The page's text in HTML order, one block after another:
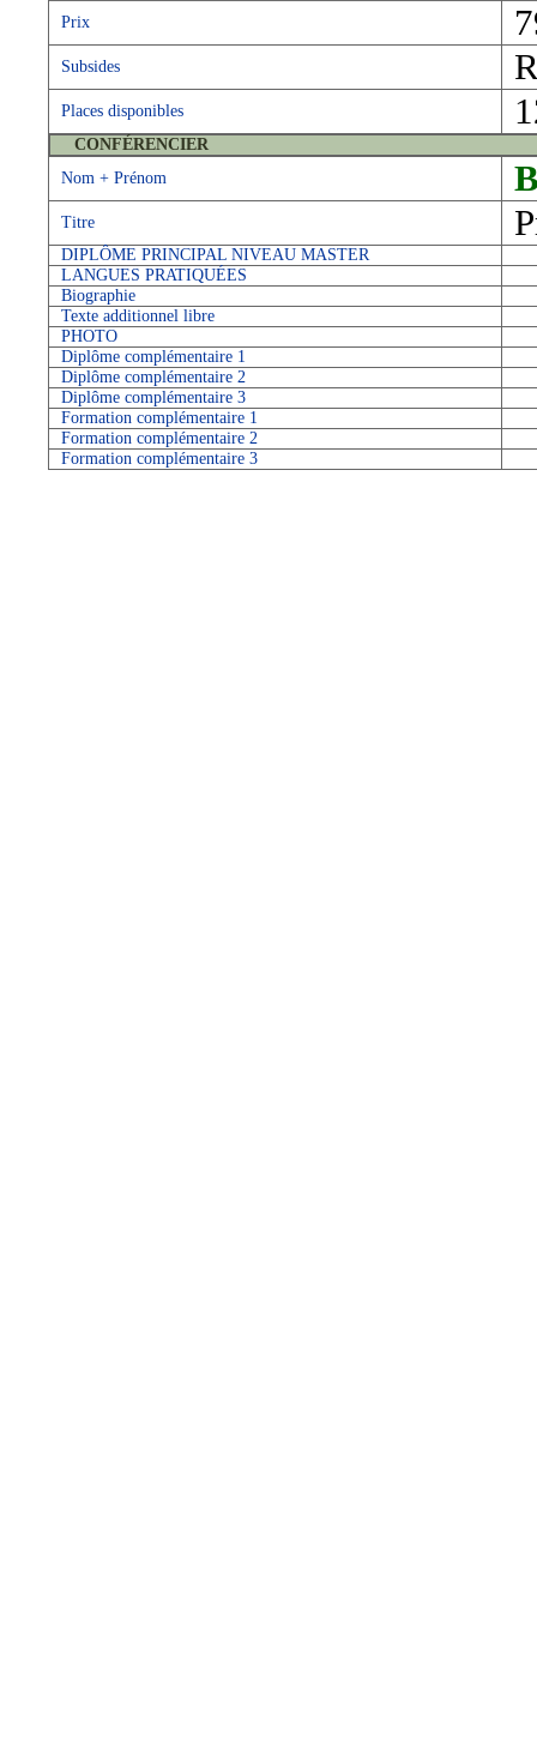
Prix
Subsides
Places disponibles
CONFÉRENCIER
Nom + Prénom
Titre
DIPLÔME PRINCIPAL NIVEAU MASTER
LANGUES PRATIQUÉES
Biographie
Texte additionnel libre
PHOTO
Diplôme complémentaire 1
Diplôme complémentaire 2
Diplôme complémentaire 3
Formation complémentaire 1
Formation complémentaire 2
Formation complémentaire 3